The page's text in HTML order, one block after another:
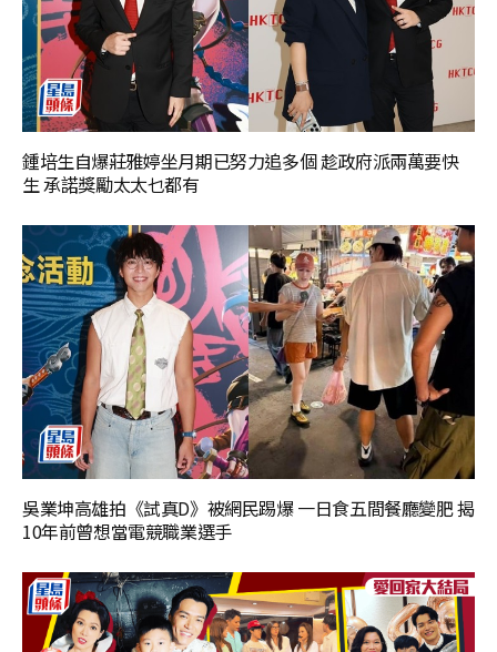
鍾培生自爆莊雅婷坐月期已努力追多個 趁政府派兩萬要快
生 承諾獎勵太太乜都有
吳業坤高雄拍《試真D》被網民踢爆 一日食五間餐廳變肥 揭
10年前曾想當電競職業選手